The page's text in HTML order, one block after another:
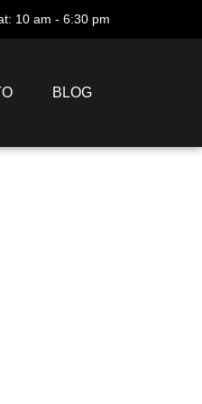
10 am - 6:30 pm
BLOG